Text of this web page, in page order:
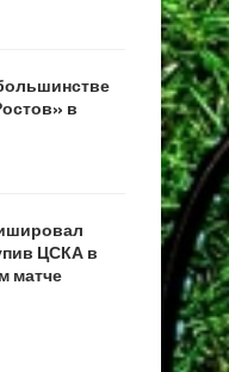
в
ЦСКА в
матче